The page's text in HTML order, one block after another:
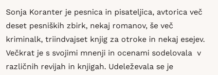
Sonja Koranter je pesnica in pisateljica, avtorica več
deset pesniških zbirk, nekaj romanov, še več
kriminalk, triindvajset knjig za otroke in nekaj esejev.
Večkrat je s svojimi mnenji in ocenami sodelovala v
različnih revijah in knjigah. Udeleževala se je